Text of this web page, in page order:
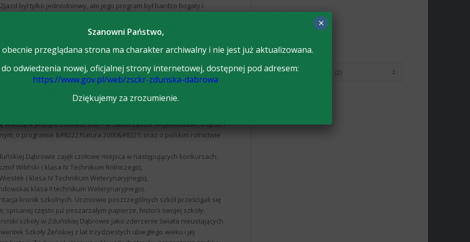
Zjazd był tylko jednodniowy, ale jego program był bardzo bogaty i
Młodzież miała okazję spotkać się z Panią dyrektor Okręgowej Komisji
Egzaminacyjnej w Łodzi Danutą Zakrzewską, która przybliżyła
uczestnikom zagadnienia związane z maturą 2008/2009 oraz
W celu wyłonienia najlepszych szkół, młodzież rywalizowała ze sobą w 6
konkursach.
tematyczną, a szósty – na umiejętności interesującego zaprezentowania
wiedzą w jednym z konkursów – o Samorządzie Wojewódzkim, o życiu i
o programie &#8222;Natura 2000&#8221; oraz o polskim rolnictwie
Dąbrowie zajęli czołowe miejsca w następujących konkursach:
Wiliński ( klasa IV Technikum Rolniczego),
( klasa IV Technikum Weterynaryjnego),
klasa II technikum Weterynaryjnego).
kronik szkolnych. Uczniowie poszczególnych szkół prześcigali się
często już poszarzałym papierze, historii swojej szkoły.
szkoły w Zduńskiej Dąbrowie jako zderzenie świata nieustających
Szkoły Żeńskiej z lat trzydziestych ubiegłego wieku i jej
« cze lis »
ARCHIWA
Szanowni Państwo,
przeglądana strona ma charakter archiwalny i nie jest już aktualizowana.
odwiedzenia nowej, oficjalnej strony internetowej, dostępnej pod adresem:
https://www.gov.pl/web/zsckr-zdunska-dabrowa
Dziękujemy za zrozumienie.
×